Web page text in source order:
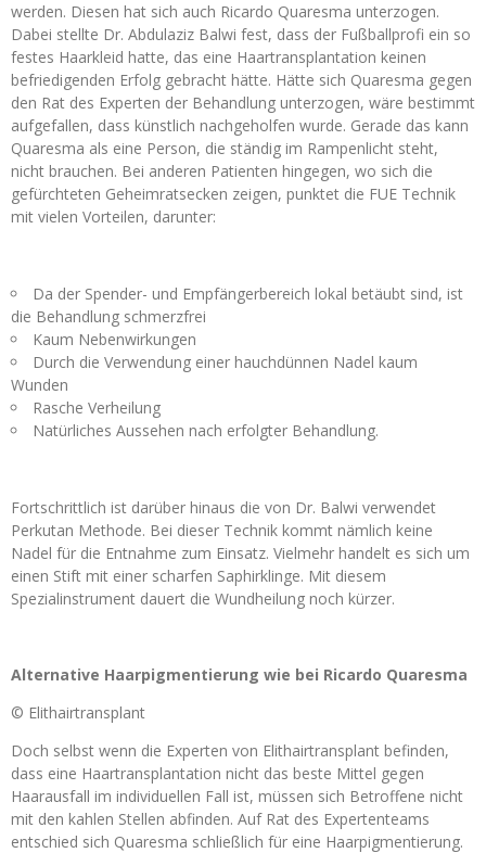
werden. Diesen hat sich auch Ricardo Quaresma unterzogen.
Dabei stellte Dr. Abdulaziz Balwi fest, dass der Fußballprofi ein so
festes Haarkleid hatte, das eine Haartransplantation keinen
befriedigenden Erfolg gebracht hätte. Hätte sich Quaresma gegen
den Rat des Experten der Behandlung unterzogen, wäre bestimmt
aufgefallen, dass künstlich nachgeholfen wurde. Gerade das kann
Quaresma als eine Person, die ständig im Rampenlicht steht,
nicht brauchen. Bei anderen Patienten hingegen, wo sich die
gefürchteten Geheimratsecken zeigen, punktet die FUE Technik
mit vielen Vorteilen, darunter:
Da der Spender- und Empfängerbereich lokal betäubt sind, ist
die Behandlung schmerzfrei
Kaum Nebenwirkungen
Durch die Verwendung einer hauchdünnen Nadel kaum
Wunden
Rasche Verheilung
Natürliches Aussehen nach erfolgter Behandlung.
Fortschrittlich ist darüber hinaus die von Dr. Balwi verwendet
Perkutan Methode. Bei dieser Technik kommt nämlich keine
Nadel für die Entnahme zum Einsatz. Vielmehr handelt es sich um
einen Stift mit einer scharfen Saphirklinge. Mit diesem
Spezialinstrument dauert die Wundheilung noch kürzer.
Alternative Haarpigmentierung wie bei Ricardo Quaresma
© Elithairtransplant
Doch selbst wenn die Experten von Elithairtransplant befinden,
dass eine Haartransplantation nicht das beste Mittel gegen
Haarausfall im individuellen Fall ist, müssen sich Betroffene nicht
mit den kahlen Stellen abfinden. Auf Rat des Expertenteams
entschied sich Quaresma schließlich für eine Haarpigmentierung.